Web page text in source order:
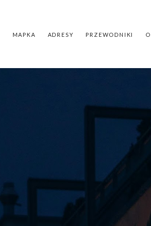
MAPKA ADRESY PRZEWODNIKI